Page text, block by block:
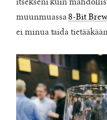
itsekseni kuin
muunmuassa8-Bit
ei minua taida